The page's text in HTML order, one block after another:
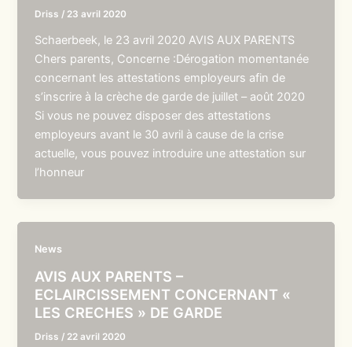
Driss / 23 avril 2020
Schaerbeek, le 23 avril 2020 AVIS AUX PARENTS
Chers parents, Concerne :Dérogation momentanée
concernant les attestations employeurs afin de
s’inscrire à la crèche de garde de juillet – août 2020
Si vous ne pouvez disposer des attestations
employeurs avant le 30 avril à cause de la crise
actuelle, vous pouvez introduire une attestation sur
l’honneur
News
AVIS AUX PARENTS –
ECLAIRCISSEMENT CONCERNANT «
LES CRECHES » DE GARDE
Driss / 22 avril 2020